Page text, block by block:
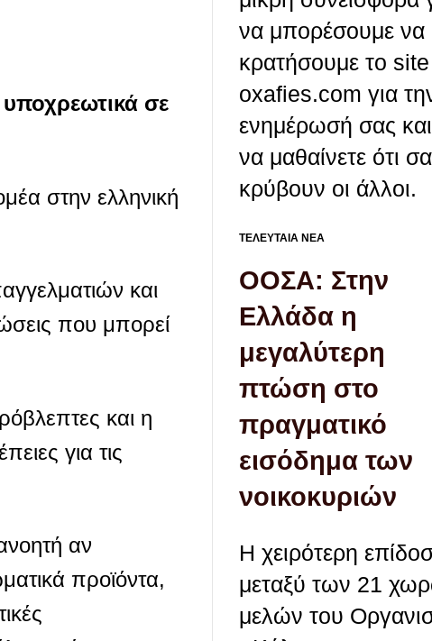
σε
στην ελληνική
και
που μπορεί
και η
για τις
αν
προϊόντα,
να μπορέσουμε να
κρατήσουμε το site
oxafies.com για
ενημέρωσή σας
να μαθαίνετε ότι
κρύβουν οι άλλοι.
ΤΕΛΕΥΤΑΙΑ ΝΕΑ
ΟΟΣΑ: Στην
Ελλάδα η
μεγαλύτερη
πτώση στο
πραγματικό
εισόδημα των
νοικοκυριών
Η χειρότερη
μεταξύ των 21
μελών του